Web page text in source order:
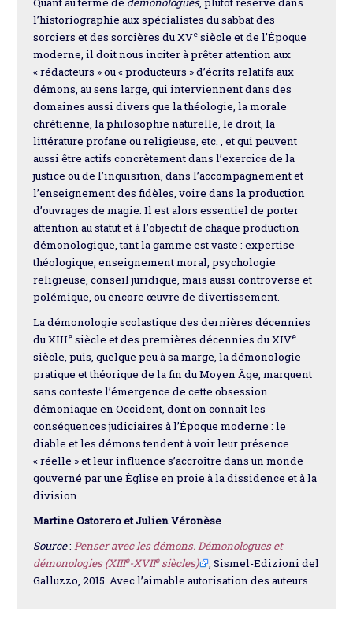
l’historiographie aux spécialistes du sabbat des
sorciers et des sorcières du XVe siècle et de l’Époque
moderne, il doit nous inciter à prêter attention aux
« rédacteurs » ou « producteurs » d’écrits relatifs aux
démons, au sens large, qui interviennent dans des
domaines aussi divers que la théologie, la morale
chrétienne, la philosophie naturelle, le droit, la
littérature profane ou religieuse, etc. , et qui peuvent
aussi être actifs concrètement dans l’exercice de la
justice ou de l’inquisition, dans l’accompagnement et
l’enseignement des fidèles, voire dans la production
d’ouvrages de magie. Il est alors essentiel de porter
attention au statut et à l’objectif de chaque production
démonologique, tant la gamme est vaste : expertise
théologique, enseignement moral, psychologie
religieuse, conseil juridique, mais aussi controverse et
polémique, ou encore œuvre de divertissement.
La démonologie scolastique des dernières décennies
du XIIIe siècle et des premières décennies du XIVe
siècle, puis, quelque peu à sa marge, la démonologie
pratique et théorique de la fin du Moyen Âge, marquent
sans conteste l’émergence de cette obsession
démoniaque en Occident, dont on connaît les
conséquences judiciaires à l’Époque moderne : le
diable et les démons tendent à voir leur présence
« réelle » et leur influence s’accroître dans un monde
gouverné par une Église en proie à la dissidence et à la
division.
Martine Ostorero et Julien Véronèse
Source:Penser avec les démons. Démonologues et
démonologies (XIIIe-XVIIesiècles)
, Sismel-Edizioni del
Galluzzo, 2015. Avec l’aimable autorisation des auteurs.